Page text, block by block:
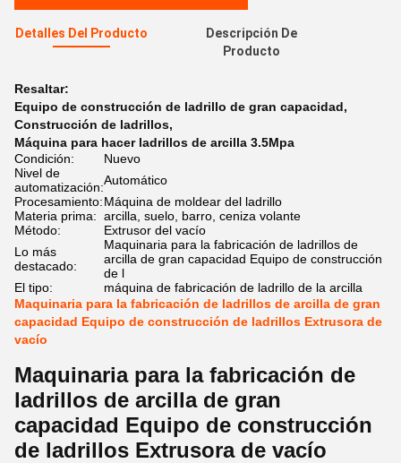
Detalles Del Producto
Descripción De
Producto
Resaltar:
Equipo de construcción de ladrillo de gran capacidad,
Construcción de ladrillos,
Máquina para hacer ladrillos de arcilla 3.5Mpa
Condición:
Nuevo
Nivel de
automatización:Automático
Procesamiento:Máquina de moldear del ladrillo
Materia prima: arcilla, suelo, barro, ceniza volante
Método:
Extrusor del vacío
Lo más
destacado:
Maquinaria para la fabricación de ladrillos de
arcilla de gran capacidad Equipo de construcción
de l
El tipo:
máquina de fabricación de ladrillo de la arcilla
Maquinaria para la fabricación de ladrillos de arcilla de gran
capacidad Equipo de construcción de ladrillos Extrusora de
vacío
Maquinaria para la fabricación de
ladrillos de arcilla de gran
capacidad Equipo de construcción
de ladrillos Extrusora de vacío